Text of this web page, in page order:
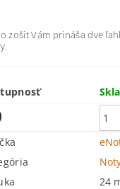
zošit Vám prináša dve
24